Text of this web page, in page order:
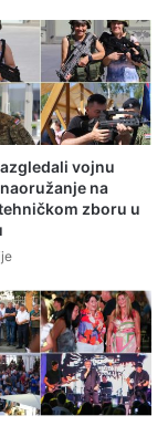
vojnu
na
zboru u